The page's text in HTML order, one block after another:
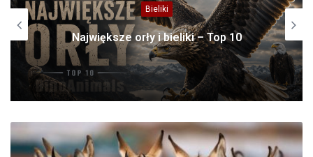
Bieliki
Największe orły i bieliki – Top 10